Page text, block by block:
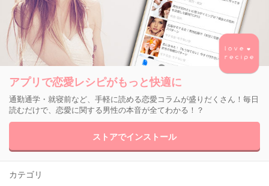
アプリで恋愛レシピがもっと快適に
通勤通学・就寝前など、手軽に読める恋愛コラムが盛りだくさん！毎日
読むだけで、恋愛に関する男性の本音が全てわかる！？
ストアでインストール
カテゴリ